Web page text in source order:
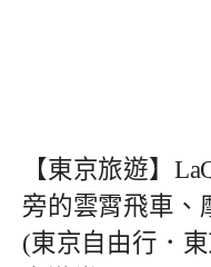
【東京旅遊】
旁的雲霄飛車、
(東京自由行．